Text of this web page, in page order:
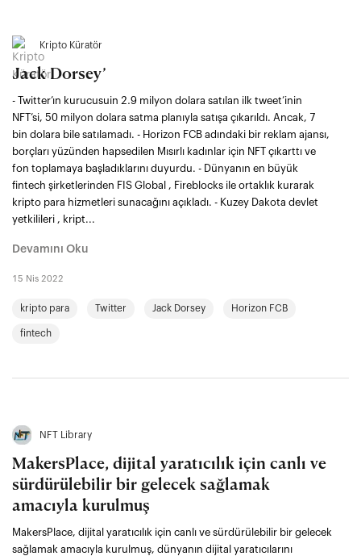
Kripto Küratör
Jack Dorsey’
- Twitter’ın kurucusuin 2.9 milyon dolara satılan ilk tweet’inin
NFT’si, 50 milyon dolara satma planıyla satışa çıkarıldı. Ancak, 7
bin dolara bile satılamadı. - Horizon FCB adındaki bir reklam ajansı,
borçları yüzünden hapsedilen Mısırlı kadınlar için NFT çıkarttı ve
fon toplamaya başladıklarını duyurdu. - Dünyanın en büyük
fintech şirketlerinden FIS Global , Fireblocks ile ortaklık kurarak
kripto para hizmetleri sunacağını açıkladı. - Kuzey Dakota devlet
yetkilileri , kript...
Devamını Oku
15 Nis 2022
kripto para Twitter Jack Dorsey Horizon FCB
fintech
NFT Library
MakersPlace, dijital yaratıcılık için canlı ve
sürdürülebilir bir gelecek sağlamak
amacıyla kurulmuş
MakersPlace, dijital yaratıcılık için canlı ve sürdürülebilir bir gelecek
sağlamak amacıyla kurulmuş, dünyanın dijital yaratıcılarını